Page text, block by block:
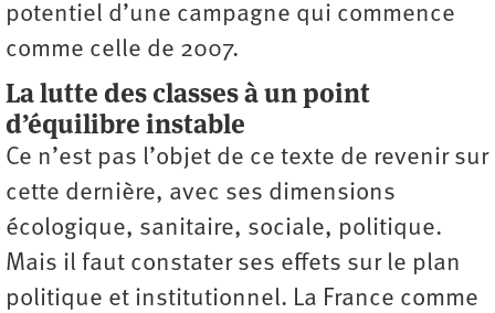
potentiel d’une campagne qui commence
comme celle de 2007.
La lutte des classes à un point
d’équilibre instable
Ce n’est pas l’objet de ce texte de revenir sur
cette dernière, avec ses dimensions
écologique, sanitaire, sociale, politique.
Mais il faut constater ses effets sur le plan
politique et institutionnel. La France comme